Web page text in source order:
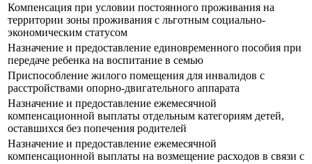
Компенсация при условии постоянного проживания на
территории зоны проживания с льготным социально-
экономическим статусом
Назначение и предоставление единовременного пособия при
передаче ребенка на воспитание в семью
Приспособление жилого помещения для инвалидов с
расстройствами опорно-двигательного аппарата
Назначение и предоставление ежемесячной
компенсационной выплаты отдельным категориям детей,
оставшихся без попечения родителей
Назначение и предоставление ежемесячной
компенсационной выплаты на возмещение расходов в связи с